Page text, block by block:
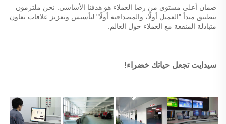
متبادلة المنفعة مع العملاء حول العالم.
سيدايت تجعل حياتك خضراء!